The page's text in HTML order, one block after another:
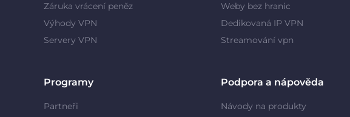
Záruka vrácení peněz
Výhody VPN
Servery VPN
Weby bez hranic
Dedikovaná IP VPN
Streamování vpn
Programy
Partneři
Podpora a nápověda
Návody na produkty